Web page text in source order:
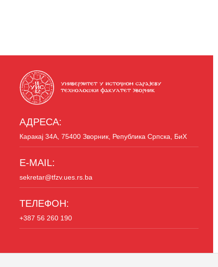
АДРЕСА:
Каракај 34A, 75400 Зворник, Република Српска, БиХ
E-MAIL:
sekretar@tfzv.ues.rs.ba
ТЕЛЕФОН:
+387 56 260 190